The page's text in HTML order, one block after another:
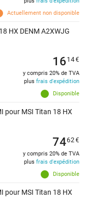
Actuellement non disponible
HX DENM A2XWJG
Disponible
1614€
y compris 20% de TVA
plus frais d'expédition
pour MSI Titan 18 HX
Disponible
7462€
y compris 20% de TVA
plus frais d'expédition
pour MSI Titan 18 HX